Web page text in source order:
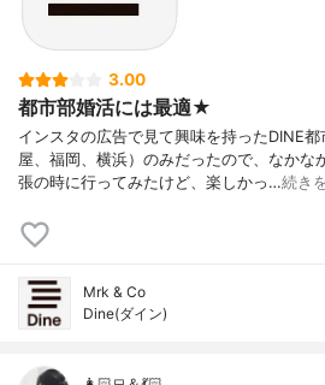
3.00
都市部婚活には最適★
インスタの広告で見て興味を持ったDINE
屋、福岡、横浜）のみだったので、なかな
張の時に行ってみたけど、楽しかっ…続き
Mrk & Co
Dine(ダイン)